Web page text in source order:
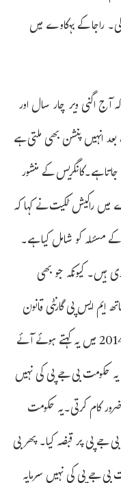
راجا کے بہکاوے میں
آج اگنی ویر چار سال اور
بعد انہیں پنشن بھی ملتی ہے
ہے۔کانگریس کے منشور
راکیش ٹکیت نے کہا کہ
مسئلہ کو شامل کیا ہے۔
ہیں۔ کیونکہ جو بھی
ایس پی گارنٹی قانون
جیسے مسائل کو اٹھانا پڑے گا۔انہوں نے کہا کہ 2014 میں یہ کہتے ہوئے آئے
یہ حکومت بی جے پی کی نہیں
کام کرتی۔یہ حکومت
جے پی پر قبضہ کیا۔ پھر بی